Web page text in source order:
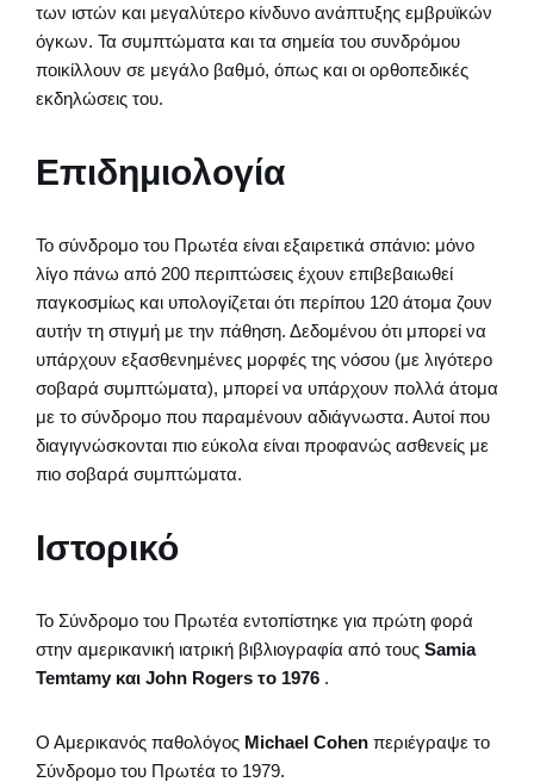
των ιστών και μεγαλύτερο κίνδυνο ανάπτυξης εμβρυϊκών
όγκων. Τα συμπτώματα και τα σημεία του συνδρόμου
ποικίλλουν σε μεγάλο βαθμό, όπως και οι ορθοπεδικές
εκδηλώσεις του.
Επιδημιολογία
Το σύνδρομο του Πρωτέα είναι εξαιρετικά σπάνιο: μόνο
λίγο πάνω από 200 περιπτώσεις έχουν επιβεβαιωθεί
παγκοσμίως και υπολογίζεται ότι περίπου 120 άτομα ζουν
αυτήν τη στιγμή με την πάθηση. Δεδομένου ότι μπορεί να
υπάρχουν εξασθενημένες μορφές της νόσου (με λιγότερο
σοβαρά συμπτώματα), μπορεί να υπάρχουν πολλά άτομα
με το σύνδρομο που παραμένουν αδιάγνωστα. Αυτοί που
διαγιγνώσκονται πιο εύκολα είναι προφανώς ασθενείς με
πιο σοβαρά συμπτώματα.
Ιστορικό
Το Σύνδρομο του Πρωτέα εντοπίστηκε για πρώτη φορά
στην αμερικανική ιατρική βιβλιογραφία από τους Samia
Temtamy και John Rogers το 1976 .
Ο Αμερικανός παθολόγος Michael Cohen περιέγραψε το
Σύνδρομο του Πρωτέα το 1979.